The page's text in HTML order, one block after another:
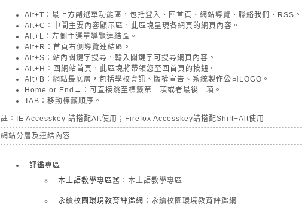
Alt+T：最上方副選單功能區，包括登入、回首頁、網站導覽、聯絡我們、RSS。
Alt+C：中間主要內容顯示區，此區塊呈現各網頁的網頁內容。
Alt+L：左側主選單導覽連結區。
Alt+R：首頁右側導覽連結區。
Alt+S：站內關鍵字搜尋，輸入關鍵字可搜尋網頁內容。
Alt+H：回網站首頁，此區塊將帶領您至回首頁的按鈕。
Alt+B：網站最底層，包括學校資訊、版權宣告、系統製作公司LOGO。
Home or End→：可直接跳至標籤第一項或者最後一項。
TAB：移動標籤順序。
註：IE Accesskey 請搭配Alt使用；Firefox Accesskey請搭配Shift+Alt使用
網站分層及連結內容
評鑑專區
本土語教學專區舊 ：本土語教學專區
永續校園環境教育評鑑網 ：永續校園環境教育評鑑網